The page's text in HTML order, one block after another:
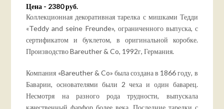
Цена - 2380 руб.
Коллекционная декоративная тарелка с мишками Тедди
«Teddy and seine Freunde», ограниченного выпуска, с
сертификатом и буклетом, в оригинальной коробке.
Производство Bareuther & Co, 1992г, Германия.
Компания «Bareuther & Co» была создана в 1866 году, в
Баварии, основателями были 2 чеха и один баварец.
Несмотря на разного рода трудности, выпускала